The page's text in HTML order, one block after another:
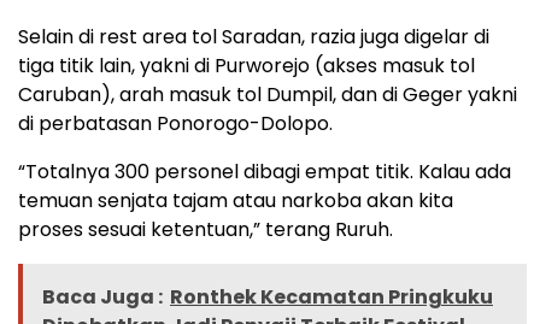
Selain di rest area tol Saradan, razia juga digelar di
tiga titik lain, yakni di Purworejo (akses masuk tol
Caruban), arah masuk tol Dumpil, dan di Geger yakni
di perbatasan Ponorogo-Dolopo.
“Totalnya 300 personel dibagi empat titik. Kalau ada
temuan senjata tajam atau narkoba akan kita
proses sesuai ketentuan,” terang Ruruh.
Baca Juga : Ronthek Kecamatan Pringkuku